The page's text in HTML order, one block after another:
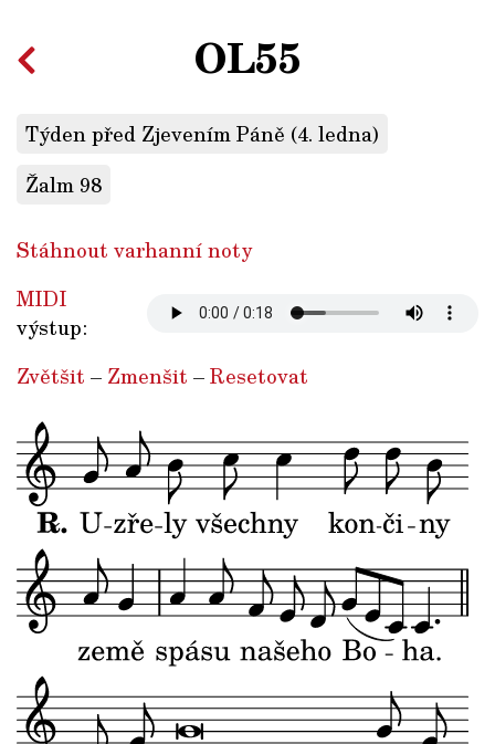
OL55
Týden před Zjevením Páně (4. ledna)
Žalm 98
Stáhnout varhanní noty
MIDI
výstup:
Zvětšit – Zmenšit –Resetovat